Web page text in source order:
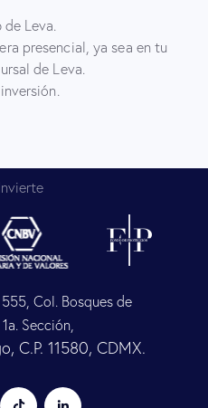
Leva.
presencial, ya sea en tu
de Leva.
Col. Bosques de
Sección,
C.P. 11580, CDMX.